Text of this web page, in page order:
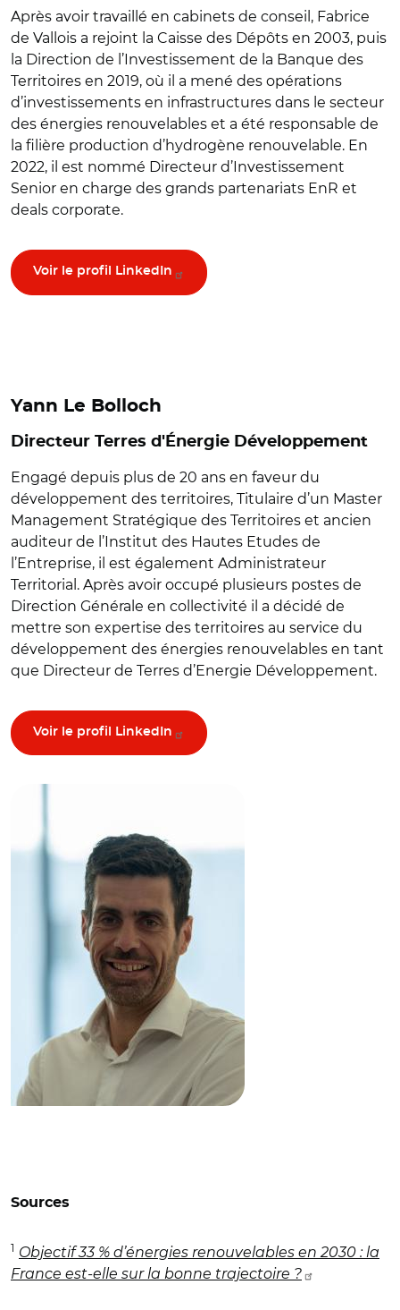
Après avoir travaillé en cabinets de conseil, Fabrice
de Vallois a rejoint la Caisse des Dépôts en 2003, puis
la Direction de l’Investissement de la Banque des
Territoires en 2019, où il a mené des opérations
d’investissements en infrastructures dans le secteur
des énergies renouvelables et a été responsable de
la filière production d’hydrogène renouvelable. En
2022, il est nommé Directeur d’Investissement
Senior en charge des grands partenariats EnR et
deals corporate.
Voir le profil LinkedIn
Yann Le Bolloch
Directeur Terres d'Énergie Développement
Engagé depuis plus de 20 ans en faveur du
développement des territoires, Titulaire d’un Master
Management Stratégique des Territoires et ancien
auditeur de l’Institut des Hautes Etudes de
l’Entreprise, il est également Administrateur
Territorial. Après avoir occupé plusieurs postes de
Direction Générale en collectivité il a décidé de
mettre son expertise des territoires au service du
développement des énergies renouvelables en tant
que Directeur de Terres d’Energie Développement.
Voir le profil LinkedIn
Sources
1 Objectif 33 % d’énergies renouvelables en 2030 : la
France est-elle sur la bonne trajectoire ?